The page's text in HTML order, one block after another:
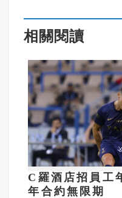
相關閱讀
C羅酒店招員工
年合約無限期